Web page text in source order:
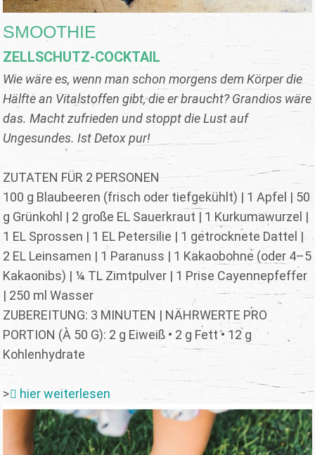
SMOOTHIE
ZELLSCHUTZ-COCKTAIL
Wie wäre es, wenn man schon morgens dem Körper die
Hälfte an Vitalstoffen gibt, die er braucht? Grandios wäre
das. Macht zufrieden und stoppt die Lust auf
Ungesundes. Ist Detox pur!
ZUTATEN FÜR 2 PERSONEN
100 g Blaubeeren (frisch oder tiefgekühlt) | 1 Apfel | 50
g Grünkohl | 2 große EL Sauerkraut | 1 Kurkumawurzel |
1 EL Sprossen | 1 EL Petersilie | 1 getrocknete Dattel |
2 EL Leinsamen | 1 Paranuss | 1 Kakaobohne (oder 4–5
Kakaonibs) | ¼ TL Zimtpulver | 1 Prise Cayennepfeffer
| 250 ml Wasser
ZUBEREITUNG: 3 MINUTEN | NÄHRWERTE PRO
PORTION (À 50 G): 2 g Eiweiß • 2 g Fett • 12 g
Kohlenhydrate
> hier weiterlesen